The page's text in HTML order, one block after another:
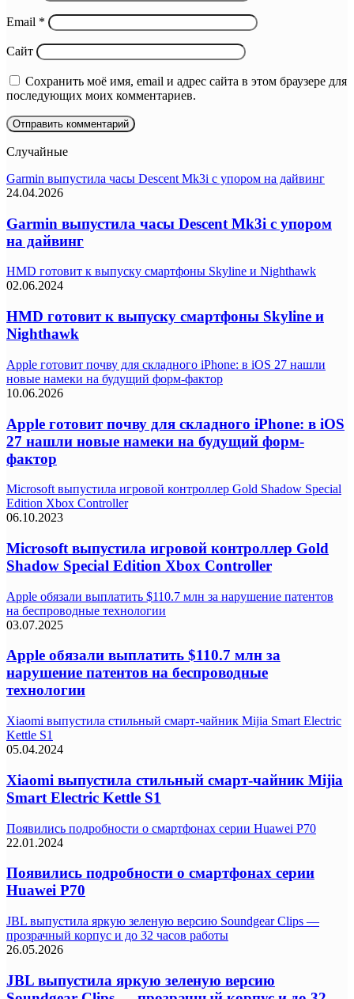
Email *
Сайт
Сохранить моё имя, email и адрес сайта в этом браузере для
последующих моих комментариев.
Случайные
Garmin выпустила часы Descent Mk3i с упором на дайвинг
24.04.2026
Garmin выпустила часы Descent Mk3i с упором
на дайвинг
HMD готовит к выпуску смартфоны Skyline и Nighthawk
02.06.2024
HMD готовит к выпуску смартфоны Skyline и
Nighthawk
Apple готовит почву для складного iPhone: в iOS 27 нашли
новые намеки на будущий форм-фактор
10.06.2026
Apple готовит почву для складного iPhone: в iOS
27 нашли новые намеки на будущий форм-
фактор
Microsoft выпустила игровой контроллер Gold Shadow Special
Edition Xbox Controller
06.10.2023
Microsoft выпустила игровой контроллер Gold
Shadow Special Edition Xbox Controller
Apple обязали выплатить $110.7 млн за нарушение патентов
на беспроводные технологии
03.07.2025
Apple обязали выплатить $110.7 млн за
нарушение патентов на беспроводные
технологии
Xiaomi выпустила стильный смарт-чайник Mijia Smart Electric
Kettle S1
05.04.2024
Xiaomi выпустила стильный смарт-чайник Mijia
Smart Electric Kettle S1
Появились подробности о смартфонах серии Huawei P70
22.01.2024
Появились подробности о смартфонах серии
Huawei P70
JBL выпустила яркую зеленую версию Soundgear Clips —
прозрачный корпус и до 32 часов работы
26.05.2026
JBL выпустила яркую зеленую версию